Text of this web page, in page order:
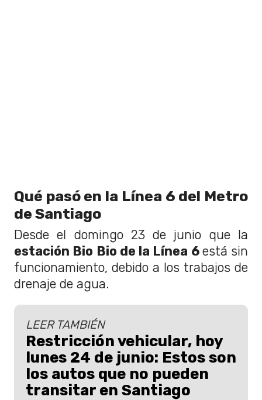
Qué pasó en la Línea 6 del Metro
de Santiago
Desde el domingo 23 de junio que la
estación Bio Bio de la Línea 6 está sin
funcionamiento, debido a los trabajos de
drenaje de agua.
LEER TAMBIÉN
Restricción vehicular, hoy
lunes 24 de junio: Estos son
los autos que no pueden
transitar en Santiago